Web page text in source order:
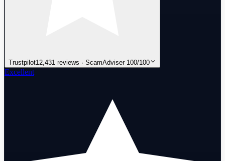
Trustpilot12,431 reviews · ScamAdviser 100/100
Excellent